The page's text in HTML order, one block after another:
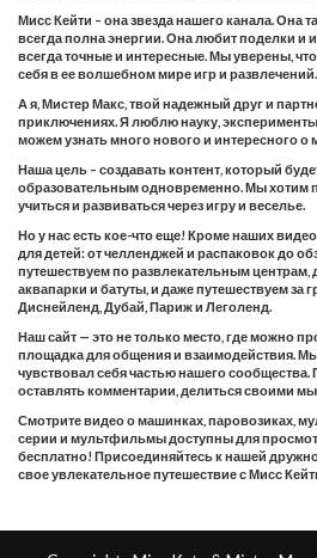
Мисс Кейти – она звезда нашего канала. Она
всегда полна энергии. Она любит поделки и
всегда точные и интересные. Мы уверены,
себя в ее волшебном мире игр и развлечений.
А я, Мистер Макс, твой надежный друг и
приключениях. Я люблю науку,
можем узнать много нового и интересного о
Наша цель – создавать контент, который
образовательным одновременно. Мы хотим
учиться и развиваться через игру и веселье.
Но у нас есть кое-что еще! Кроме наших
для детей: от челленджей и распаковок до
путешествуем по развлекательным
аквапарки и батуты, и даже путешествуем за
Диснейленд, Дубай, Париж и Леголенд.
Наш сайт — это не только место, где можно
площадка для общения и взаимодействия.
чувствовал себя частью нашего
оставлять комментарии, делиться своими
Смотрите видео о машинках, паровозиках,
серии и мультфильмы доступны для
бесплатно! Присоединяйтесь к нашей
свое увлекательное путешествие с Мисс